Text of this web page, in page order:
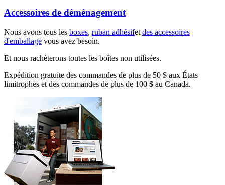
Accessoires de déménagement
Nous avons tous les boxes, ruban adhésifet des accessoires
d'emballage vous avez besoin.
Et nous rachèterons toutes les boîtes non utilisées.
Expédition gratuite des commandes de plus de 50 $ aux États
limitrophes et des commandes de plus de 100 $ au Canada.